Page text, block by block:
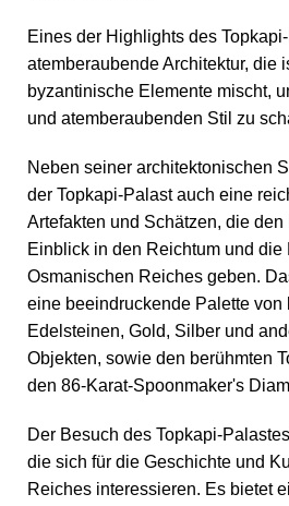
Eines der Highlights des
atemberaubende Architektur, die
byzantinische Elemente mischt,
und atemberaubenden Stil zu
Neben seiner architektonischen
der Topkapi-Palast auch eine
Artefakten und Schätzen, die
Einblick in den Reichtum und die
Osmanischen Reiches geben.
eine beeindruckende Palette von
Edelsteinen, Gold, Silber und
Objekten, sowie den berühmten
den 86-Karat-Spoonmaker's
Der Besuch des Topkapi-
die sich für die Geschichte und
Reiches interessieren. Es bietet